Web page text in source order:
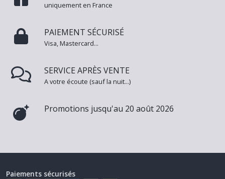
uniquement en France
PAIEMENT SÉCURISÉ
Visa, Mastercard...
SERVICE APRÈS VENTE
A votre écoute (sauf la nuit...)
Promotions jusqu'au 20 août 2026
Paiements sécurisés